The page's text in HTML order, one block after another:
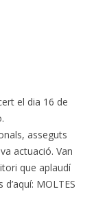
el dia 16 de
asseguts
actuació. Van
que aplaudí
MOLTES